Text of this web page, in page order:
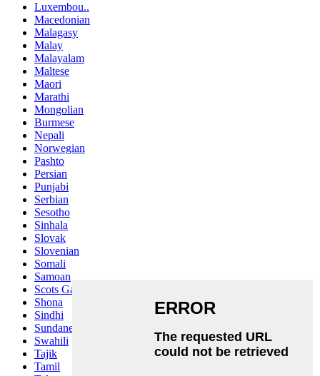
Luxembou..
Macedonian
Malagasy
Malay
Malayalam
Maltese
Maori
Marathi
Mongolian
Burmese
Nepali
Norwegian
Pashto
Persian
Punjabi
Serbian
Sesotho
Sinhala
Slovak
Slovenian
Somali
Samoan
Scots Gaelic
Shona
Sindhi
Sundanese
Swahili
Tajik
Tamil